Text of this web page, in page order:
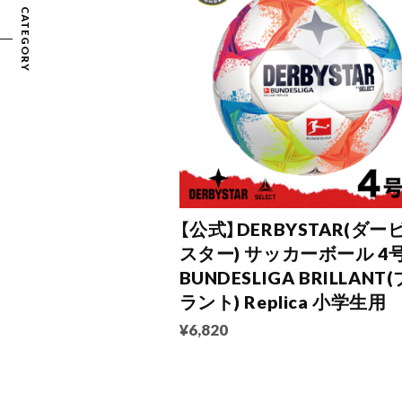
CATEGORY
【公式】DERBYSTAR(ダー
スター) サッカーボール 4
BUNDESLIGA BRILLANT(
ラント) Replica 小学生用
¥6,820